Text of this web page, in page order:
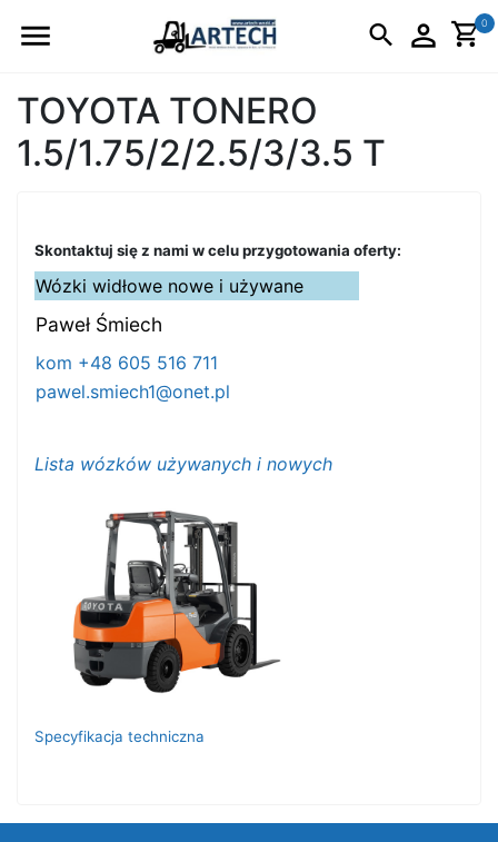
0
TOYOTA TONERO
1.5/1.75/2/2.5/3/3.5 T
Skontaktuj się z nami w celu przygotowania oferty:
Wózki widłowe nowe i używane
Paweł Śmiech
kom +48 605 516 711
pawel.smiech1@onet.pl
Lista wózków używanych i nowych
Specyfikacja techniczna